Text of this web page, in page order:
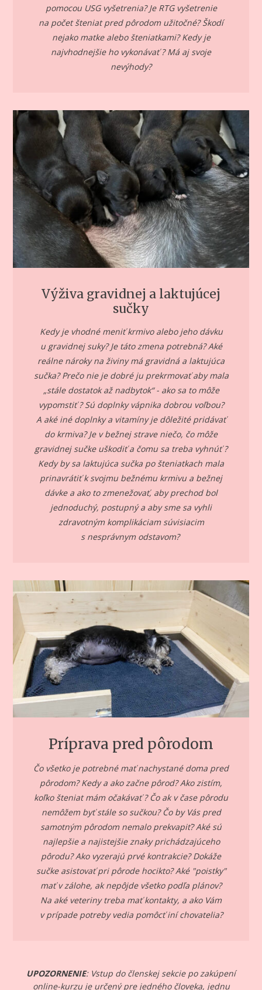
pomocou USG vyšetrenia? Je RTG vyšetrenie
na počet šteniat pred pôrodom užitočné? Škodí
nejako matke alebo šteniatkami? Kedy je
najvhodnejšie ho vykonávať ? Má aj svoje
nevýhody?
Výživa gravidnej a laktujúcej
sučky
Kedy je vhodné meniť krmivo alebo jeho dávku
u gravidnej suky? Je táto zmena potrebná? Aké
reálne nároky na živiny má gravidná a laktujúca
sučka? Prečo nie je dobré ju prekrmovať aby mala
„stále dostatok až nadbytok“ - ako sa to môže
vypomstiť ? Sú doplnky vápnika dobrou voľbou?
A aké iné doplnky a vitamíny je dôležité pridávať
do krmiva? Je v bežnej strave niečo, čo môže
gravidnej sučke uškodiť a čomu sa treba vyhnúť ?
Kedy by sa laktujúca sučka po šteniatkach mala
prinavrátiť k svojmu bežnému krmivu a bežnej
dávke a ako to zmenežovať, aby prechod bol
jednoduchý, postupný a aby sme sa vyhli
zdravotným komplikáciam súvisiacim
s nesprávnym odstavom?
Príprava pred pôrodom
Čo všetko je potrebné mať nachystané doma pred
pôrodom? Kedy a ako začne pôrod? Ako zistím,
koľko šteniat mám očakávať ? Čo ak v čase pôrodu
nemôžem byť stále so sučkou? Čo by Vás pred
samotným pôrodom nemalo prekvapiť? Aké sú
najlepšie a najistejšie znaky prichádzajúceho
pôrodu? Ako vyzerajú prvé kontrakcie? Dokáže
sučke asistovať pri pôrode hocikto? Aké "poistky"
mať v zálohe, ak nepôjde všetko podľa plánov?
Na aké veteriny treba mať kontakty, a ako Vám
v prípade potreby vedia pomôcť iní chovatelia?
UPOZORNENIE: Vstup do členskej sekcie po zakúpení
online-kurzu je určený pre jedného človeka, jednu